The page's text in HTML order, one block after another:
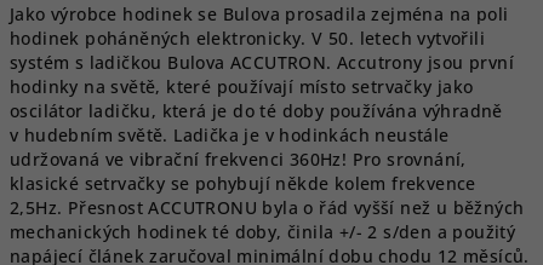
Jako výrobce hodinek se Bulova prosadila zejména na poli
hodinek poháněných elektronicky. V 50. letech vytvořili
systém s ladičkou Bulova ACCUTRON.Accutrony jsou první
hodinky na světě, které používají místo setrvačky jako
oscilátor ladičku, která je do té doby používána výhradně
v hudebním světě. Ladička je v hodinkách neustále
udržovaná ve vibrační frekvenci 360Hz! Pro srovnání,
klasické setrvačky se pohybují někde kolem frekvence
2,5Hz. Přesnost ACCUTRONU byla o řád vyšší než u běžných
mechanických hodinek té doby, činila +/- 2 s/den a použitý
napájecí článek zaručoval minimální dobu chodu 12 měsíců.